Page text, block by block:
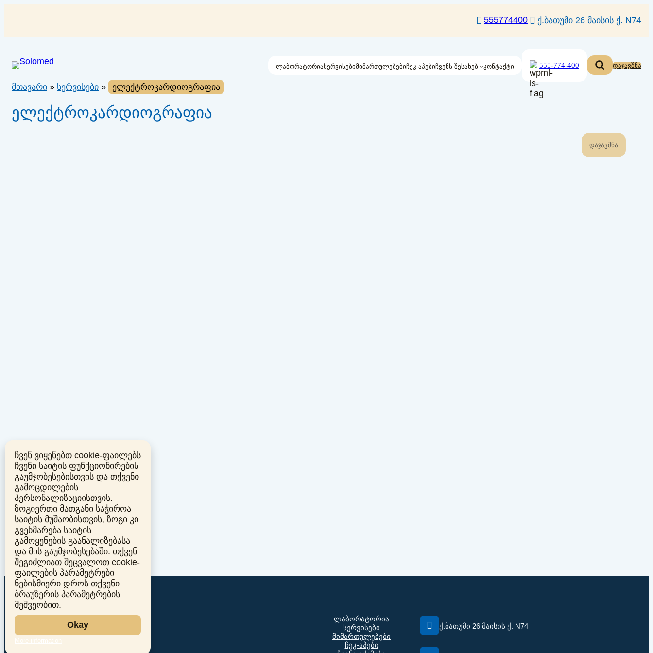
555774400 ქ.ბათუმი 26 მაისის ქ. N74
ლაბორატორიასერვისებიმიმართულებებიჩეკ-აპებიჩვენს შესახებ კონტაქტი 555-774-400 დაჯავშნა
მთავარი » სერვისები » ელექტროკარდიოგრაფია
ელექტროკარდიოგრაფია
ᲓᲐᲯᲐᲕᲨᲜᲐ
ლაბორატორია
სერვისები
მიმართულებები
ჩეკ-აპები
ქ.ბათუმი 26 მაისის ქ. N74
ჩვენ ვიყენებთ cookie-ფაილებს
ჩვენი საიტის ფუნქციონირების
გაუმჯობესებისთვის და თქვენი
გამოცდილების
პერსონალიზაციისთვის.
ზოგიერთი მათგანი საჭიროა
საიტის მუშაობისთვის, ზოგი კი
გვეხმარება საიტის
გამოყენების გაანალიზებასა
და მის გაუმჯობესებაში. თქვენ
შეგიძლიათ შეცვალოთ cookie-
ფაილების პარამეტრები
ნებისმიერი დროს თქვენი
ბრაუზერის პარამეტრების
მეშვეობით.
Okay
More information